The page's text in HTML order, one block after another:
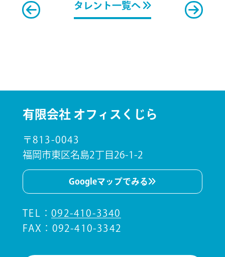
タレント一覧へ
有限会社 オフィスくじら
〒813-0043
福岡市東区名島2丁目26-1-2
Googleマップでみる
TEL ：092-410-3340
FAX：092-410-3342